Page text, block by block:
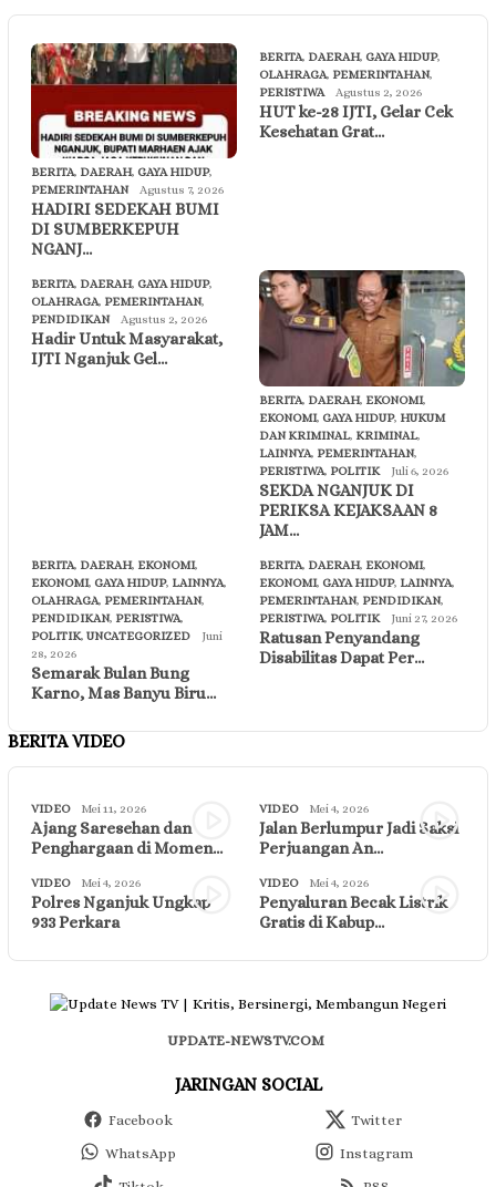
BERITA, DAERAH, GAYA HIDUP,
PEMERINTAHAN
Agustus 7, 2026
HADIRI SEDEKAH BUMI
DI SUMBERKEPUH
NGANJ…
BERITA, DAERAH, GAYA HIDUP,
OLAHRAGA, PEMERINTAHAN,
PERISTIWA
Agustus 2, 2026
HUT ke-28 IJTI, Gelar Cek
Kesehatan Grat…
BERITA, DAERAH, GAYA HIDUP,
OLAHRAGA, PEMERINTAHAN,
PENDIDIKAN
Agustus 2, 2026
Hadir Untuk Masyarakat,
IJTI Nganjuk Gel…
BERITA, DAERAH, EKONOMI,
EKONOMI, GAYA HIDUP, HUKUM
DAN KRIMINAL, KRIMINAL,
LAINNYA, PEMERINTAHAN,
PERISTIWA, POLITIK Juli 6, 2026
SEKDA NGANJUK DI
PERIKSA KEJAKSAAN 8
JAM…
BERITA, DAERAH, EKONOMI,
EKONOMI, GAYA HIDUP, LAINNYA,
OLAHRAGA, PEMERINTAHAN,
PENDIDIKAN, PERISTIWA,
POLITIK, UNCATEGORIZED
Juni
28, 2026
Semarak Bulan Bung
Karno, Mas Banyu Biru…
BERITA, DAERAH, EKONOMI,
EKONOMI, GAYA HIDUP, LAINNYA,
PEMERINTAHAN, PENDIDIKAN,
PERISTIWA, POLITIK Juni 27, 2026
Ratusan Penyandang
Disabilitas Dapat Per…
BERITA VIDEO
VIDEO Mei 11, 2026
Ajang Saresehan dan
Penghargaan di Momen…
VIDEO Mei 4, 2026
Jalan Berlumpur Jadi Saksi
Perjuangan An…
VIDEO Mei 4, 2026
Polres Nganjuk Ungkap
933 Perkara
VIDEO Mei 4, 2026
Penyaluran Becak Listrik
Gratis di Kabup…
UPDATE-NEWSTV.COM
JARINGAN SOCIAL
Facebook
Twitter
WhatsApp
Instagram